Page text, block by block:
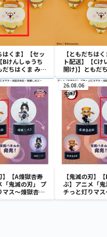
はくま】【セッ
Bけんしゅうち
だちはくま みつ
【ともだちは
ト配送】【Cけ
開け)】ともだ
つばちポーチ
】【A煉獄杏寿
「鬼滅の刃」 プ
マス～煉獄杏寿
のぶ～
26.08.06
【鬼滅の刃】
ぶ】アニメ「
チっと灯りマ
郎・胡蝶しのぶ